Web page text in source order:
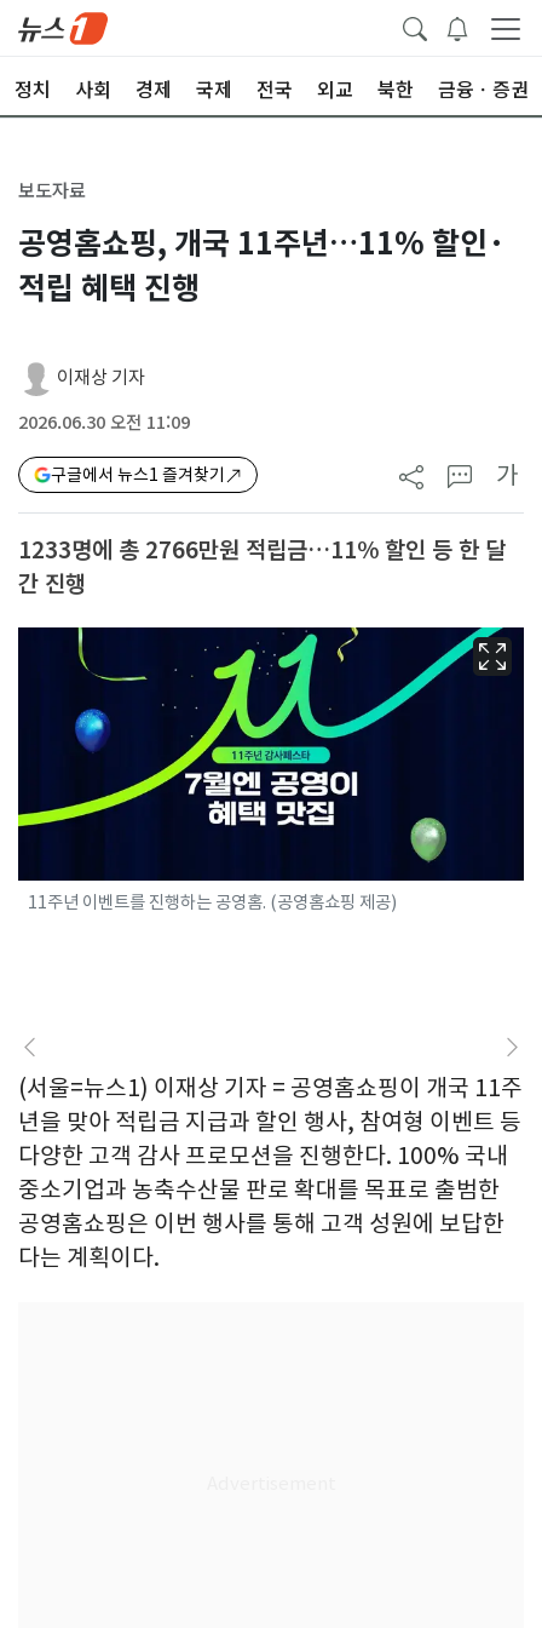
정치 사회 경제 국제 전국 외교 북한 금융ㆍ증권
보도자료
공영홈쇼핑, 개국 11주년…11% 할인·
적립 혜택 진행
이재상 기자
2026.06.30 오전 11:09
구글에서 뉴스1 즐겨찾기 가
1233명에 총 2766만원 적립금…11% 할인 등 한 달
간 진행
11주년 이벤트를 진행하는 공영홈. (공영홈쇼핑 제공)
(서울=뉴스1) 이재상 기자 = 공영홈쇼핑이 개국 11주
년을 맞아 적립금 지급과 할인 행사, 참여형 이벤트 등
다양한 고객 감사 프로모션을 진행한다. 100% 국내
중소기업과 농축수산물 판로 확대를 목표로 출범한
공영홈쇼핑은 이번 행사를 통해 고객 성원에 보답한
다는 계획이다.